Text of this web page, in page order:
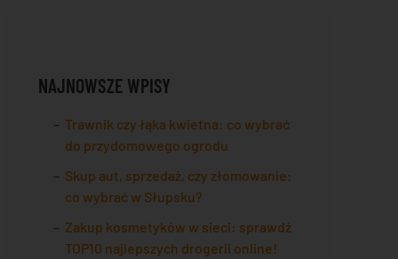
NAJNOWSZE WPISY
Trawnik czy łąka kwietna: co wybrać
do przydomowego ogrodu
Skup aut, sprzedaż, czy złomowanie:
co wybrać w Słupsku?
Zakup kosmetyków w sieci: sprawdź
TOP10 najlepszych drogerii online!